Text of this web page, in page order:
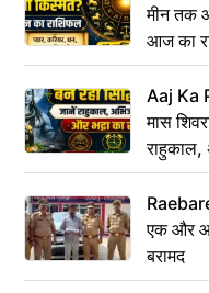
मीन तक
आज का
Aaj Ka
मास
राहुकाल,
एक और
बरामद